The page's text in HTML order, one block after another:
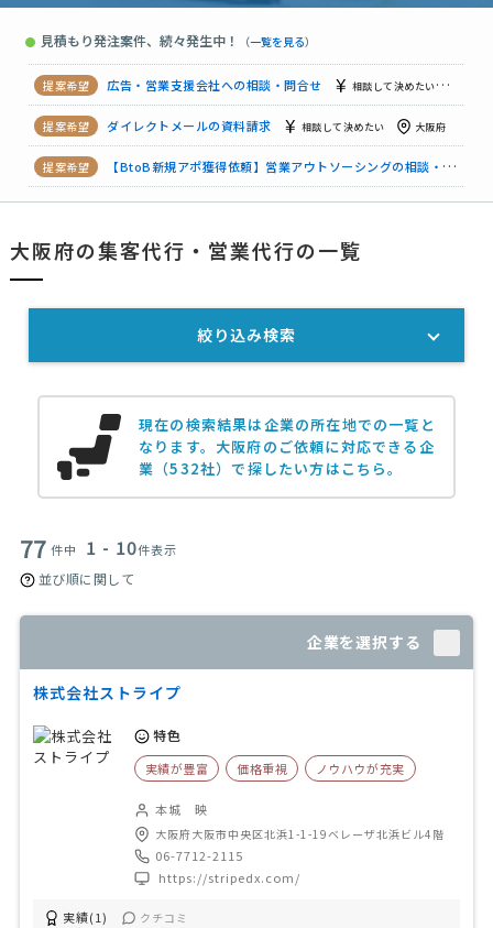
● 見積もり発注案件、続々発生中！ （一覧を見る）
ダイレクトメールの資料請求 15万円まで 大阪府
広告・営業支援会社への相談・問合せ 相談して決めたい
ダイレクトメールの資料請求 相談して決めたい 大阪府
【BtoB新規アポ獲得依頼】営業アウトソーシングの相談・提案依頼
大阪府の集客代行・営業代行の一覧
現在の検索結果は企業の所在地での一覧と
なります。 大阪府のご依頼に対応できる企
業（532社）で探したい方はこちら。
77 件中 1 - 10件表示
並び順に関して
企業を選択する
株式会社ストライプ
特色
実績が豊富 価格重視 ノウハウが充実
本城 映
大阪府大阪市中央区北浜1-1-19ベレーザ北浜ビル4階
06-7712-2115
https://stripedx.com/
実績(1) クチコミ
絞り込み検索